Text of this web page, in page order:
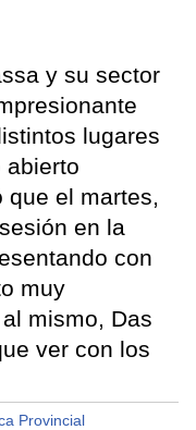
y su sector
lugares
abierto
que el martes,
en la
con
muy
mismo, Das
ver con los
Provincial